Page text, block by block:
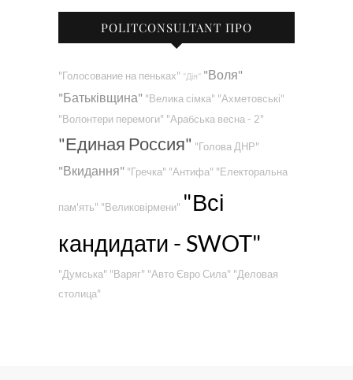
POLITCONSULTANT ПРО
"Голосование на пеньках" "Дія" "Воля"
"Батьківщина" "Велика сімка" "Ахметовські"
"Волонтери перемоги" "Арабська весна - 2"
"Единая Россия" "Голова ДНР"
"Вкидання" "Гречка" "Антифа" "Електоральна
пам'ять" "Великовірмени" "Всі
кандидати - SWOT"
"Думська" "Варяг" "Авто Євро Сила" "Деловая
столица"